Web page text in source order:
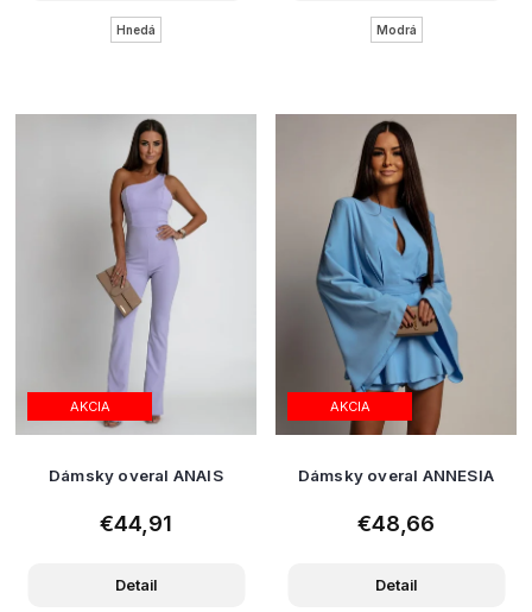
Hnedá Modrá
AKCIA
Dámsky overal ANAIS
€44,91
Detail
AKCIA
Dámsky overal ANNESIA
€48,66
Detail